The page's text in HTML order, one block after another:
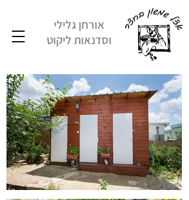
אורחן גלילי
וסדנאות ליקוט